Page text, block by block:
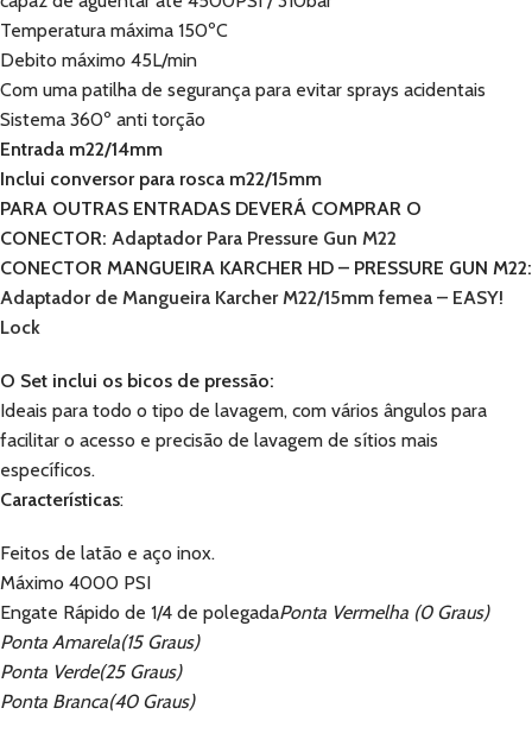
Temperatura máxima 150ºC
Debito máximo 45L/min
Com uma patilha de segurança para evitar sprays acidentais
Sistema 360º anti torção
Entrada m22/14mm
Inclui conversor para rosca m22/15mm
PARA OUTRAS ENTRADAS DEVERÁ COMPRAR O
CONECTOR: Adaptador Para Pressure Gun M22
CONECTOR MANGUEIRA KARCHER HD – PRESSURE GUN M22:
Adaptador de Mangueira Karcher M22/15mm femea – EASY!
Lock
O Set inclui os bicos de pressão:
Ideais para todo o tipo de lavagem, com vários ângulos para
facilitar o acesso e precisão de lavagem de sítios mais
específicos.
Características:
Feitos de latão e aço inox.
Máximo 4000 PSI
Engate Rápido de 1/4 de polegadaPonta Vermelha (0 Graus)
Ponta Amarela(15 Graus)
Ponta Verde(25 Graus)
Ponta Branca(40 Graus)